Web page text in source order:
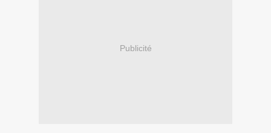
Publicité